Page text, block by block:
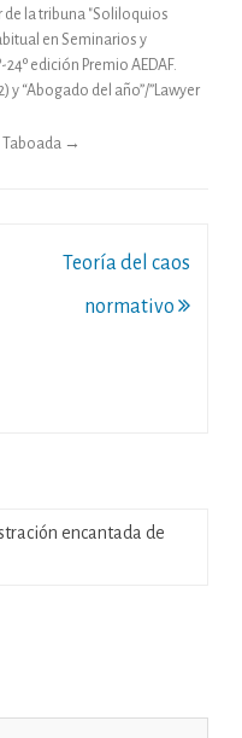
de la tribuna "Soliloquios
en Seminarios y
edición Premio AEDAF.
y “Abogado del año”/”Lawyer
Taboada →
Teoría del caos
normativo
encantada de